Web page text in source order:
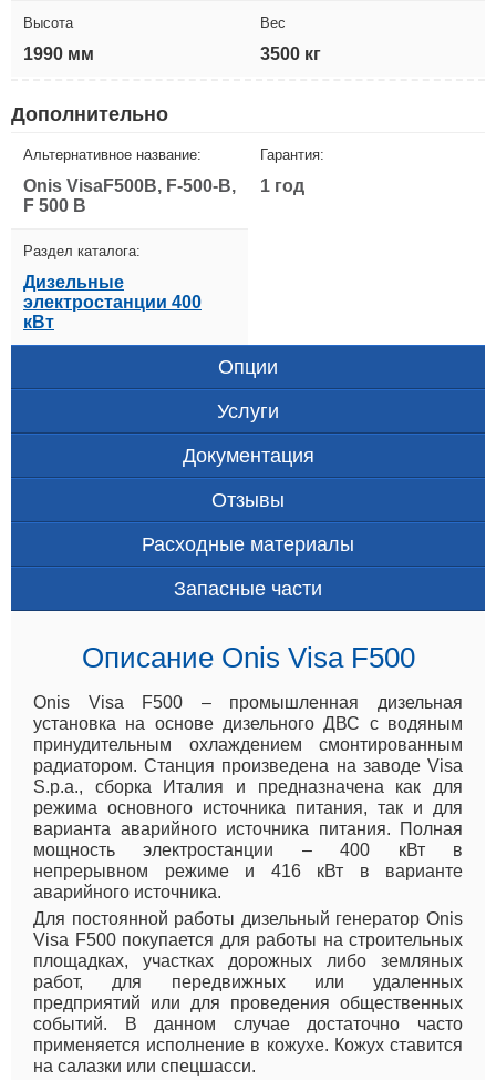
Высота
1990 мм
Вес
3500 кг
Дополнительно
Альтернативное название:
Onis VisaF500B, F-500-B,
F 500 B
Гарантия:
1 год
Раздел каталога:
Дизельные
электростанции 400
кВт
Опции
Услуги
Документация
Отзывы
Расходные материалы
Запасные части
Описание Onis Visa F500
Onis Visa F500 – промышленная дизельная
установка на основе дизельного ДВС с водяным
принудительным охлаждением смонтированным
радиатором. Станция произведена на заводе Visa
S.p.a., сборка Италия и предназначена как для
режима основного источника питания, так и для
варианта аварийного источника питания. Полная
мощность электростанции – 400 кВт в
непрерывном режиме и 416 кВт в варианте
аварийного источника.
Для постоянной работы дизельный генератор Onis
Visa F500 покупается для работы на строительных
площадках, участках дорожных либо земляных
работ, для передвижных или удаленных
предприятий или для проведения общественных
событий. В данном случае достаточно часто
применяется исполнение в кожухе. Кожух ставится
на салазки или спецшасси.